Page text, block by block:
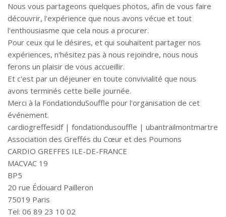
Nous vous partageons quelques photos, afin de vous faire
découvrir, l'expérience que nous avons vécue et tout
l'enthousiasme que cela nous a procurer.
Pour ceux qui le désires, et qui souhaitent partager nos
expériences, n'hésitez pas à nous rejoindre, nous nous
ferons un plaisir de vous accueillir.
Et c'est par un déjeuner en toute convivialité que nous
avons terminés cette belle journée.
Merci à la FondationduSouffle pour l'organisation de cet
événement.
cardiogreffesidf | fondationdusouffle | ubantrailmontmartre
Association des Greffés du Cœur et des Poumons
CARDIO GREFFES ILE-DE-FRANCE
MACVAC 19
BP5
20 rue Édouard Pailleron
75019 Paris
Tel: 06 89 23 10 02